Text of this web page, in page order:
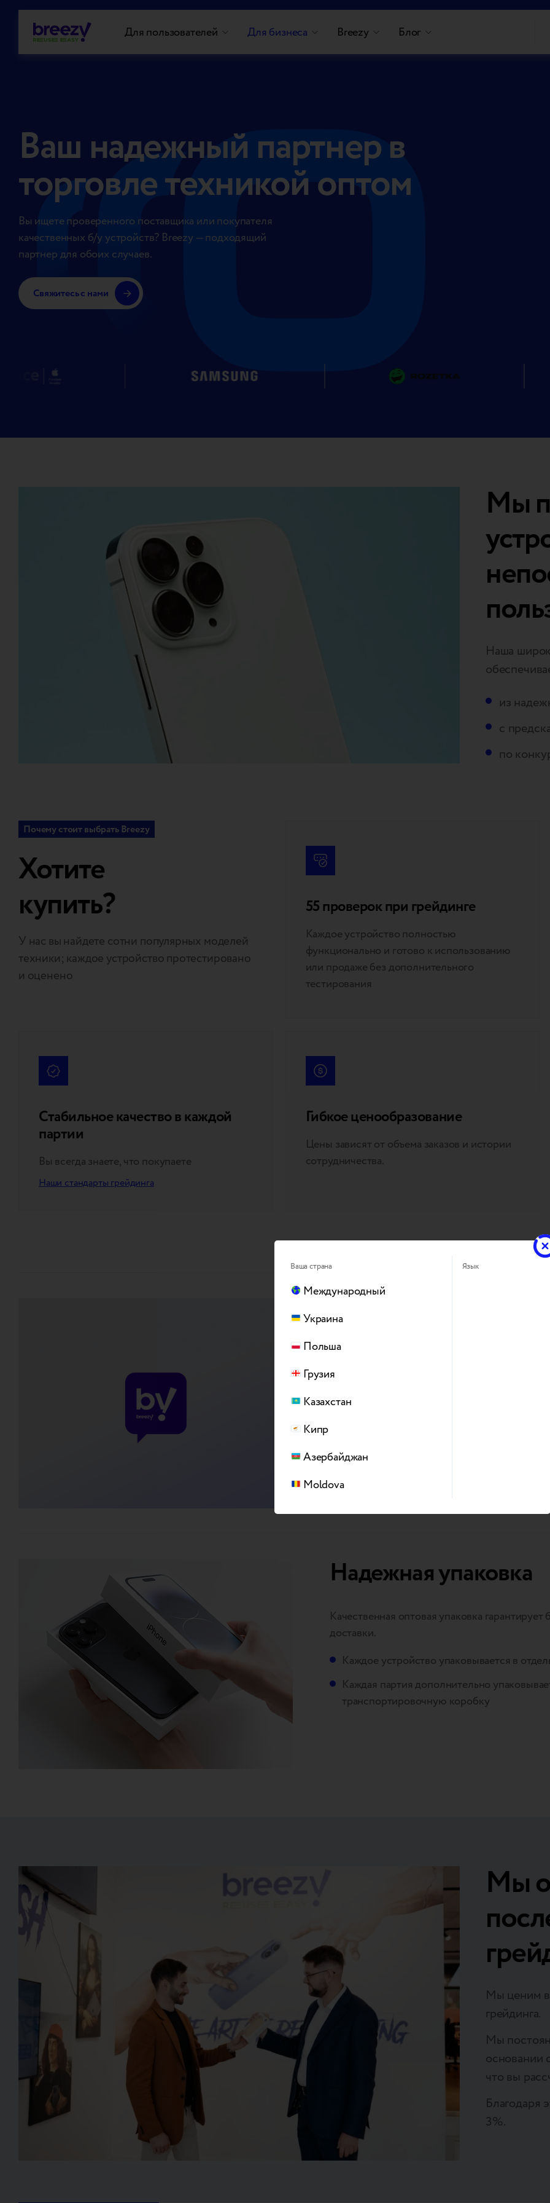
Для пользователей Для бизнеса Breezy Блог
Ваш надежный партнер в
торговле техникой оптом
Вы ищете проверенного поставщика или покупателя
качественных б/у устройств? Breezy — подходящий
партнер для обоих случаев.
Свяжитесь с нами
Мы
Наша
из
с
по
Почему стоит выбрать Breezy
Хотите
купить?
У нас вы найдете сотни популярных моделей
техники; каждое устройство протестировано
и оценено
55 проверок при грейдинге
Каждое устройство полностью
функционально и готово к использованию
или продаже без дополнительного
тестирования
Стабильное качество в каждой
партии
Вы всегда знаете, что покупаете
Наши стандарты грейдинга
Гибкое ценообразование
Цены зависят от объема заказов и истории
сотрудничества.
Персональный
У каждого клиента есть персональный
бесперебойную коммуникацию и поддержку.
В каждой стране действуют закрытые чаты
Надежная упаковка
Качественная оптовая упаковка гарантирует
доставки.
Каждое устройство упаковывается в
Каждая партия дополнительно
транспортировочную коробку
Мы
Мы ценим
грейдинга.
Мы
основании
что вы
Благодаря
3%.
Ваша страна
Международный
Украина
Польша
Грузия
Казахстан
Кипр
Азербайджан
Moldova
Язык